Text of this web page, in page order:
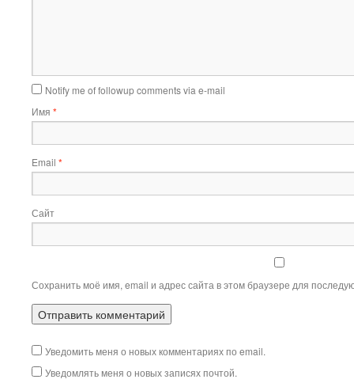
Notify me of followup comments via e-mail
Имя *
Email *
Сайт
Сохранить моё имя, email и адрес сайта в этом браузере для
Уведомить меня о новых комментариях по email.
Уведомлять меня о новых записях почтой.